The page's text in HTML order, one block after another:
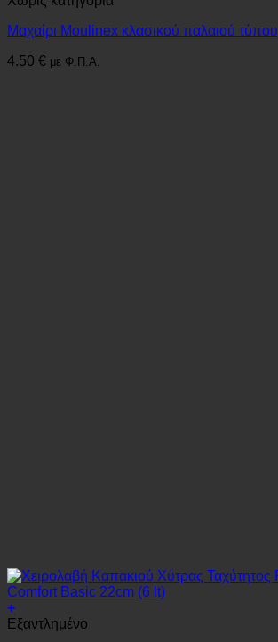
Μαχαίρι Moulinex κλασικού παλαιού τύπου
4.50 € με Φ.Π.Α.
+
Εξαντλημένο